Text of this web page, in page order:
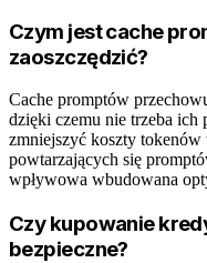
Czym jest cache
zaoszczędzić?
Cache promptów
dzięki czemu nie trzeba ich
zmniejszyć koszty
powtarzających się
wpływowa wbudowana
Czy kupowanie
bezpieczne?